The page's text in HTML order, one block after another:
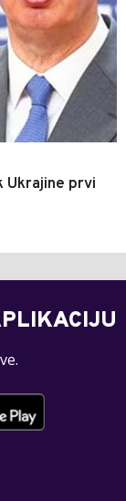
Ukrajine prvi